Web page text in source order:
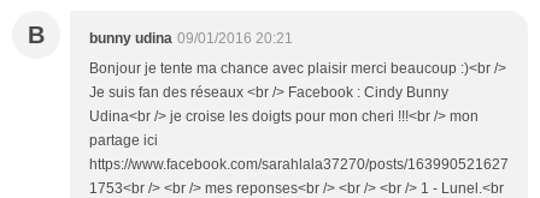
B bunny udina 09/01/2016 20:21
Bonjour je tente ma chance avec plaisir merci beaucoup :)<br />
Je suis fan des réseaux <br /> Facebook : Cindy Bunny
Udina<br /> je croise les doigts pour mon cheri !!!<br /> mon
partage ici
https://www.facebook.com/sarahlala37270/posts/163990521627
1753<br /> <br /> mes reponses<br /> <br /> <br /> 1 - Lunel.<br